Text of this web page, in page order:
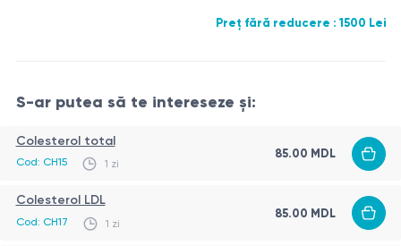
https://www.escardio.org/Guidelines/Clinical-Practice-
Preț fără reducere : 1500 Lei
S-ar putea să te intereseze și:
Colesterol total
Cod: CH15 1 zi
85.00 MDL
Colesterol LDL
Cod: CH17 1 zi
85.00 MDL